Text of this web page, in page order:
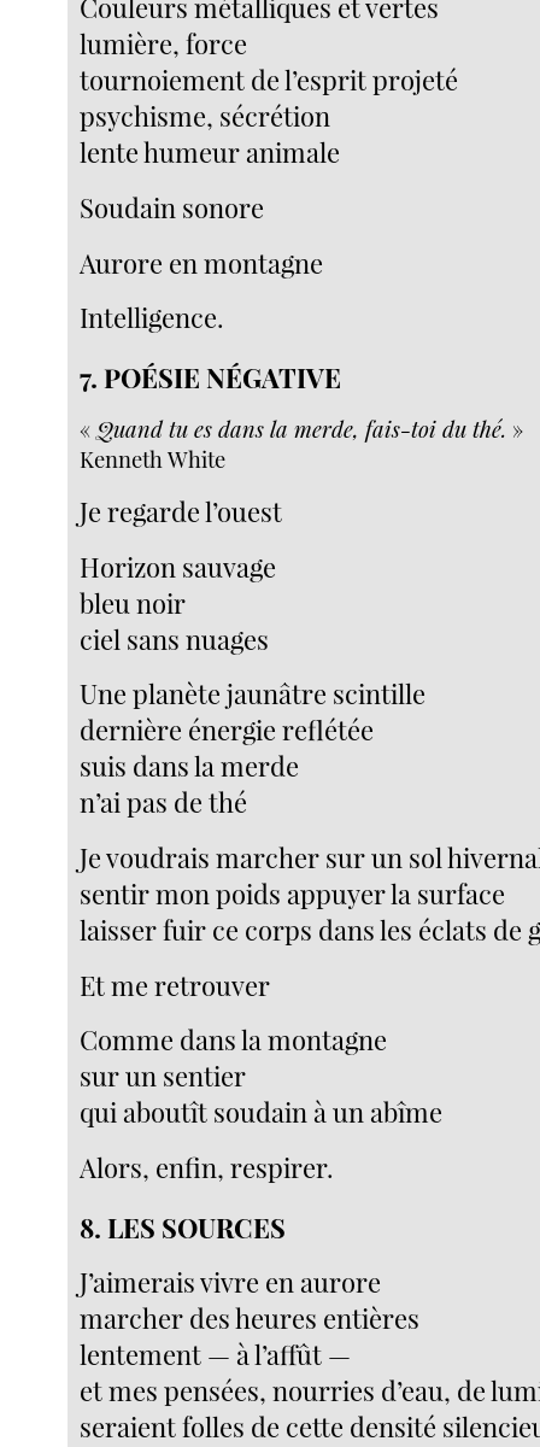
Couleurs métalliques et vertes
lumière, force
tournoiement de l’esprit projeté
psychisme, sécrétion
lente humeur animale
Soudain sonore
Aurore en montagne
Intelligence.
7. POÉSIE NÉGATIVE
«Quand tu es dans la merde, fais-toi du thé. »
Kenneth White
Je regarde l’ouest
Horizon sauvage
bleu noir
ciel sans nuages
Une planète jaunâtre scintille
dernière énergie reflétée
suis dans la merde
n’ai pas de thé
Je voudrais marcher sur un sol
sentir mon poids appuyer la surface
laisser fuir ce corps dans les éclats de
Et me retrouver
Comme dans la montagne
sur un sentier
qui aboutît soudain à un abîme
Alors, enfin, respirer.
8. LES SOURCES
J’aimerais vivre en aurore
marcher des heures entières
lentement — à l’affût —
et mes pensées, nourries d’eau, de
seraient folles de cette densité